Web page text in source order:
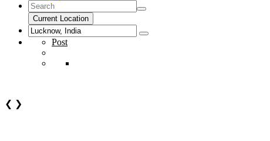
Current Location
Post
❮ ❯